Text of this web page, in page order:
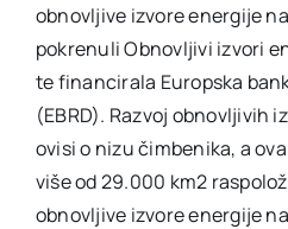
obnovljive izvore energije
pokrenuli Obnovljivi izvori
te financirala Europska
(EBRD). Razvoj obnovljivih
ovisi o nizu čimbenika, a
više od 29.000 km2
obnovljive izvore energije